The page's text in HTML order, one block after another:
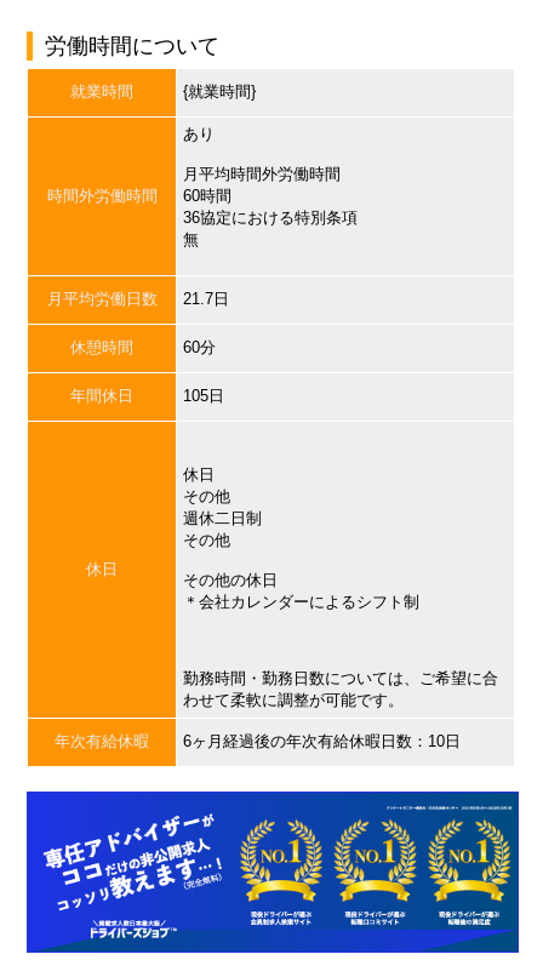
労働時間について
就業時間 {就業時間}
時間外労働時間
あり
月平均時間外労働時間
60時間
36協定における特別条項
無
月平均労働日数 21.7日
休憩時間 60分
年間休日 105日
休日
休日
その他
週休二日制
その他
その他の休日
＊会社カレンダーによるシフト制
勤務時間・勤務日数については、ご希望に合
わせて柔軟に調整が可能です。
年次有給休暇 6ヶ月経過後の年次有給休暇日数：10日